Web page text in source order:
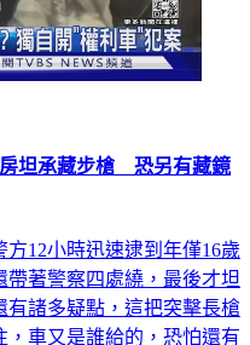
坦承藏步槍 恐另有藏鏡
12小時迅速逮到年僅16歲
著警察四處繞，最後才坦
諸多疑點，這把突擊長槍
車又是誰給的，恐怕還有